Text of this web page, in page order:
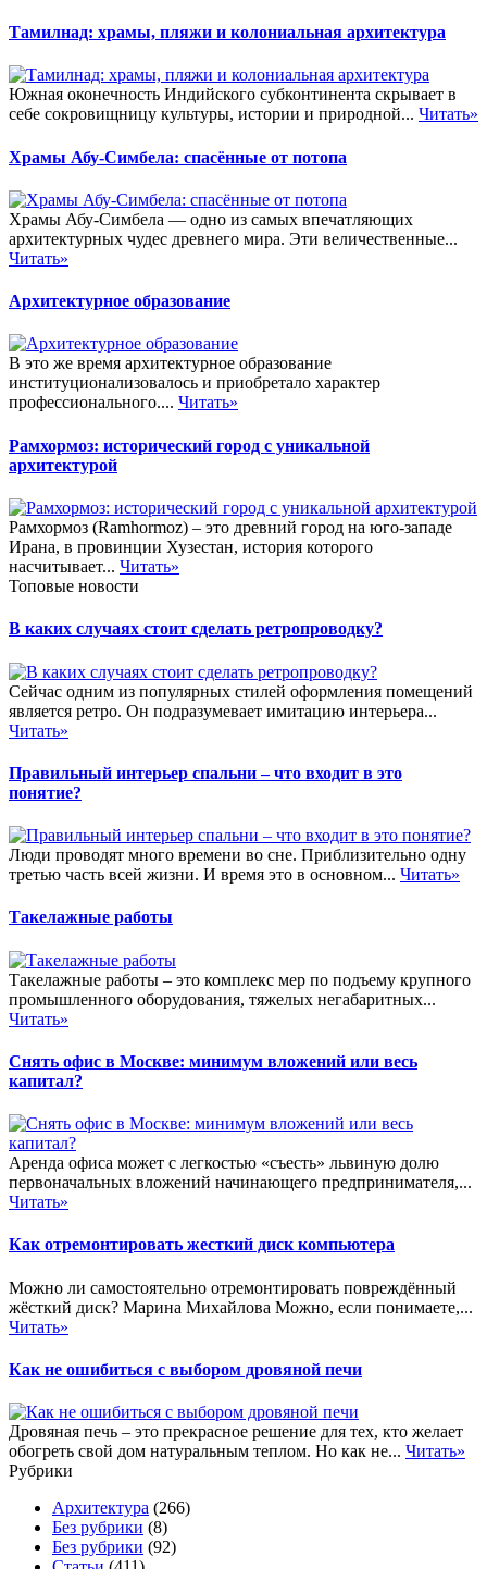
Тамилнад: храмы, пляжи и колониальная архитектура
Южная оконечность Индийского субконтинента скрывает в
себе сокровищницу культуры, истории и природной... Читать»
Храмы Абу-Симбела: спасённые от потопа
Храмы Абу-Симбела — одно из самых впечатляющих
архитектурных чудес древнего мира. Эти величественные...
Читать»
Архитектурное образование
В это же время архитектурное образование
институционализовалось и приобретало характер
профессионального.... Читать»
Рамхормоз: исторический город с уникальной
архитектурой
Рамхормоз (Ramhormoz) – это древний город на юго-западе
Ирана, в провинции Хузестан, история которого
насчитывает... Читать»
Топовые новости
В каких случаях стоит сделать ретропроводку?
Сейчас одним из популярных стилей оформления помещений
является ретро. Он подразумевает имитацию интерьера...
Читать»
Правильный интерьер спальни – что входит в это
понятие?
Люди проводят много времени во сне. Приблизительно одну
третью часть всей жизни. И время это в основном... Читать»
Такелажные работы
Такелажные работы – это комплекс мер по подъему крупного
промышленного оборудования, тяжелых негабаритных...
Читать»
Снять офис в Москве: минимум вложений или весь
капитал?
Аренда офиса может с легкостью «съесть» львиную долю
первоначальных вложений начинающего предпринимателя,...
Читать»
Как отремонтировать жесткий диск компьютера
Можно ли самостоятельно отремонтировать повреждённый
жёсткий диск? Марина Михайлова Можно, если понимаете,...
Читать»
Как не ошибиться с выбором дровяной печи
Дровяная печь – это прекрасное решение для тех, кто желает
обогреть свой дом натуральным теплом. Но как не... Читать»
Рубрики
Архитектура (266)
Без рубрики (8)
Без рубрики (92)